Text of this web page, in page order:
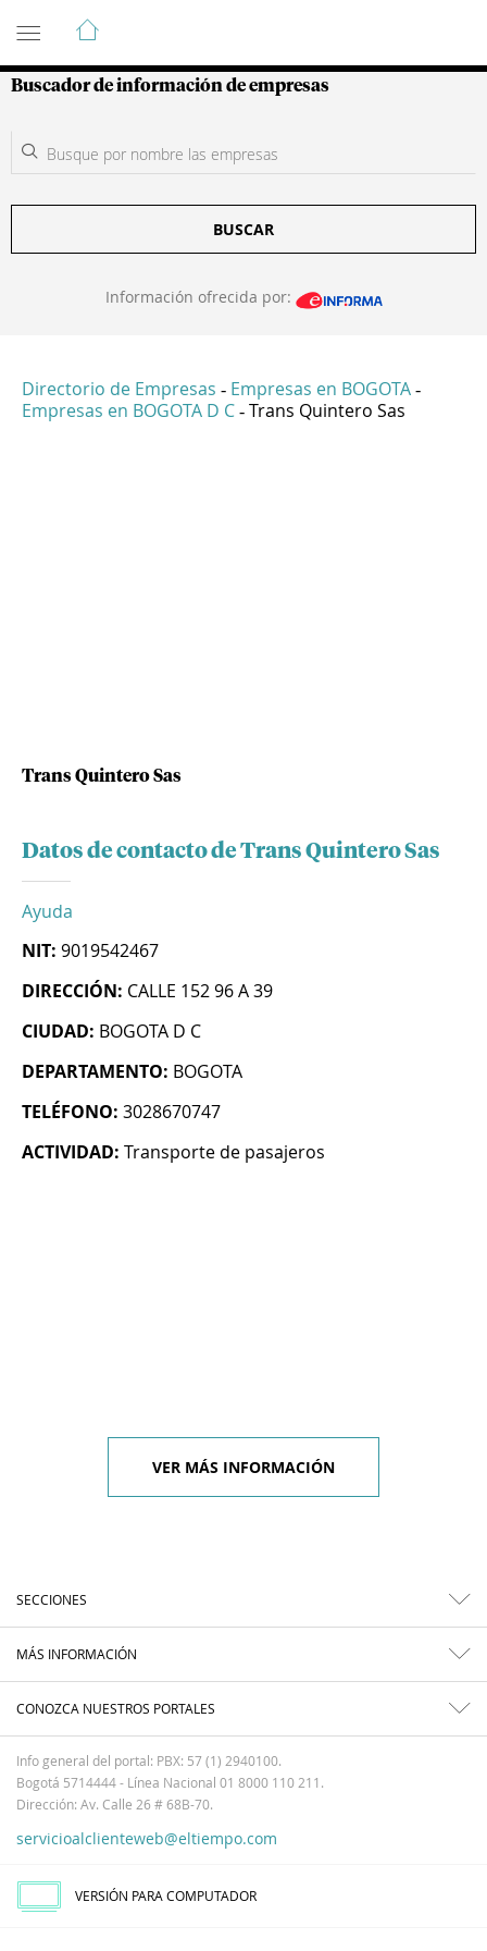
Guía de Empresas Colombianas
Buscador de información de empresas
BUSCAR
Información ofrecida por:
Directorio de Empresas - Empresas en BOGOTA -
Empresas en BOGOTA D C - Trans Quintero Sas
Trans Quintero Sas
Datos de contacto de Trans Quintero Sas
Ayuda
NIT: 9019542467
DIRECCIÓN: CALLE 152 96 A 39
CIUDAD: BOGOTA D C
DEPARTAMENTO: BOGOTA
TELÉFONO: 3028670747
ACTIVIDAD: Transporte de pasajeros
VER MÁS INFORMACIÓN
SECCIONES
MÁS INFORMACIÓN
CONOZCA NUESTROS PORTALES
Info general del portal: PBX: 57 (1) 2940100.
Bogotá 5714444 - Línea Nacional 01 8000 110 211.
Dirección: Av. Calle 26 # 68B-70.
servicioalclienteweb@eltiempo.com
VERSIÓN PARA COMPUTADOR